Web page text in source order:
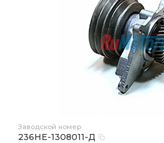
Заводской номер
236НЕ-1308011-Д